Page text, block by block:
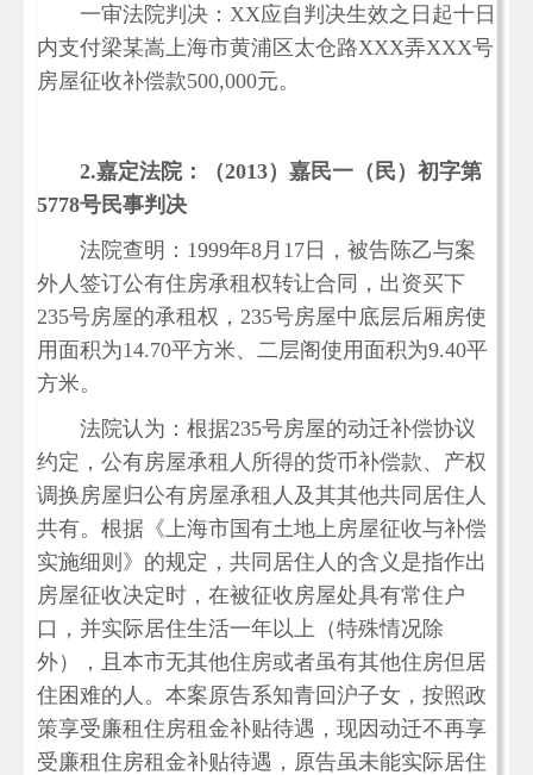
一审法院判决：XX应自判决生效之日起十日
内支付梁某嵩上海市黄浦区太仓路XXX弄XXX号
房屋征收补偿款500,000元。
2.嘉定法院：（2013）嘉民一（民）初字第
5778号民事判决
法院查明：1999年8月17日，被告陈乙与案
外人签订公有住房承租权转让合同，出资买下
235号房屋的承租权，235号房屋中底层后厢房使
用面积为14.70平方米、二层阁使用面积为9.40平
方米。
法院认为：根据235号房屋的动迁补偿协议
约定，公有房屋承租人所得的货币补偿款、产权
调换房屋归公有房屋承租人及其其他共同居住人
共有。根据《上海市国有土地上房屋征收与补偿
实施细则》的规定，共同居住人的含义是指作出
房屋征收决定时，在被征收房屋处具有常住户
口，并实际居住生活一年以上（特殊情况除
外），且本市无其他住房或者虽有其他住房但居
住困难的人。本案原告系知青回沪子女，按照政
策享受廉租住房租金补贴待遇，现因动迁不再享
受廉租住房租金补贴待遇，原告虽未能实际居住